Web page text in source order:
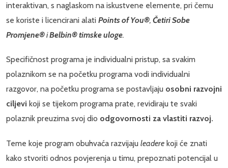
interaktivan, s naglaskom na iskustvene elemente, pri čemu
se koriste i licencirani alati Points of You®, Četiri Sobe
Promjene®iBelbin®timske uloge.
Specifičnost programa je individualni pristup, sa svakim
polaznikom se na početku programa vodi individualni
razgovor, na početku programa se postavljaju osobni razvojni
ciljevi koji se tijekom programa prate, revidiraju te svaki
polaznik preuzima svoj dio odgovornosti za vlastiti razvoj.
Teme koje program obuhvaća razvijaju leadere koji će znati
kako stvoriti odnos povjerenja u timu, prepoznati potencijal u